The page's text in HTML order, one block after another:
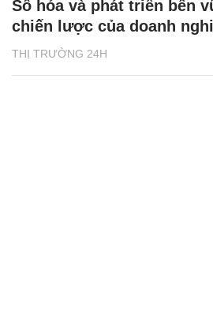
THỊ TRƯỜNG 24H
Số hóa và phát triển bền
chiến lược của doanh